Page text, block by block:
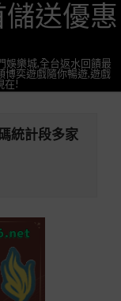
送優惠
娛樂城,全台返水回饋最
博奕遊戲隨你暢遊,遊戲
在!
統計段多家